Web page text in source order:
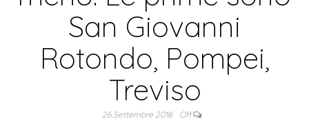
San Giovanni
Rotondo, Pompei,
Treviso
26 Settembre 2018 Off